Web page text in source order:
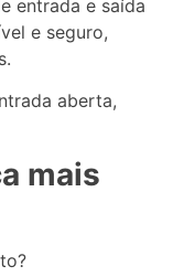
entrada e saída
e seguro,
aberta,
mais